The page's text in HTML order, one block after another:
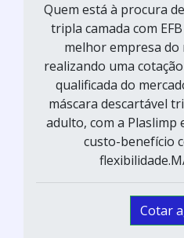
Quem está à procura
tripla camada com
melhor empresa
realizando uma
qualificada do
máscara descartável
adulto, com a Plaslimp
custo-benefício
Cotar